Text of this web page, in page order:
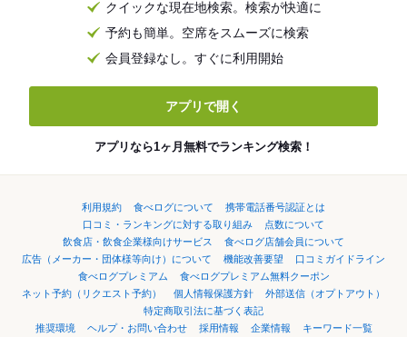
クイックな現在地検索。検索が快適に
予約も簡単。空席をスムーズに検索
会員登録なし。すぐに利用開始
アプリで開く
アプリなら1ヶ月無料でランキング検索！
利用規約 食べログについて
携帯電話番号認証とは
口コミ・ランキングに対する取り組み
点数について
飲食店・飲食企業様向けサービス
食べログ店舗会員について
広告（メーカー・団体様等向け）について
機能改善要望
口コミガイドライン
食べログプレミアム
食べログプレミアム無料クーポン
ネット予約（リクエスト予約）
個人情報保護方針
外部送信（オプトアウト）
特定商取引法に基づく表記
推奨環境
ヘルプ・お問い合わせ 採用情報 企業情報 キーワード一覧